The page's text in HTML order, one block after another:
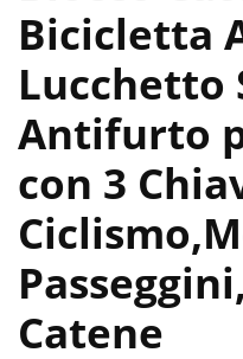
Bicicletta
Lucchetto
Antifurto
con 3
Catene